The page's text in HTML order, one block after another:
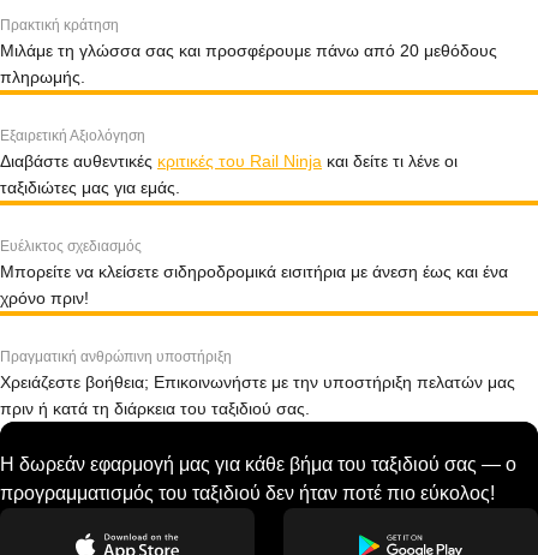
Πρακτική κράτηση
Μιλάμε τη γλώσσα σας και προσφέρουμε πάνω από 20 μεθόδους
πληρωμής.
Εξαιρετική Αξιολόγηση
Διαβάστε αυθεντικές κριτικές του Rail Ninja και δείτε τι λένε οι
ταξιδιώτες μας για εμάς.
Ευέλικτος σχεδιασμός
Μπορείτε να κλείσετε σιδηροδρομικά εισιτήρια με άνεση έως και ένα
χρόνο πριν!
Πραγματική ανθρώπινη υποστήριξη
Χρειάζεστε βοήθεια; Επικοινωνήστε με την υποστήριξη πελατών μας
πριν ή κατά τη διάρκεια του ταξιδιού σας.
Η δωρεάν εφαρμογή μας για κάθε βήμα του ταξιδιού σας — ο
προγραμματισμός του ταξιδιού δεν ήταν ποτέ πιο εύκολος!